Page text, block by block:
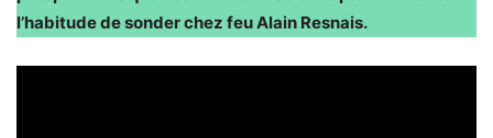
l’habitude de sonder chez feu Alain Resnais.